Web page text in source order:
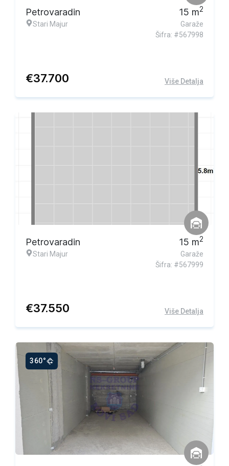
Petrovaradin
Stari Majur
15 m2
Garaže
Šifra: #567998
€37.700 Više Detalja
Petrovaradin
Stari Majur
15 m2
Garaže
Šifra: #567999
€37.550 Više Detalja
360°